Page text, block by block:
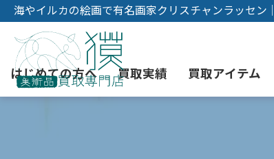
海やイルカの絵画で有名画家クリスチャンラッセン
はじめての方へ 買取実績 買取アイテム